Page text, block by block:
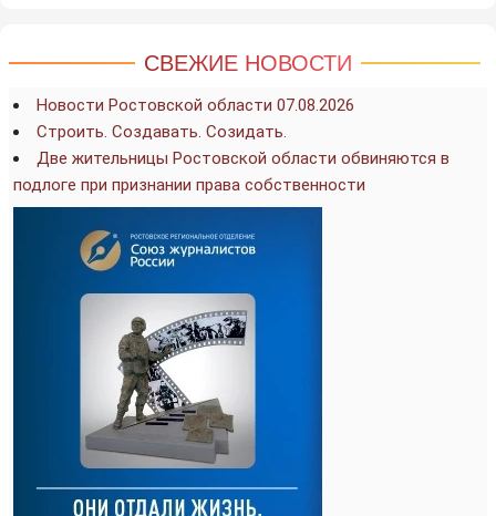
СВЕЖИЕ НОВОСТИ
Новости Ростовской области 07.08.2026
Строить. Создавать. Созидать.
Две жительницы Ростовской области обвиняются в
подлоге при признании права собственности